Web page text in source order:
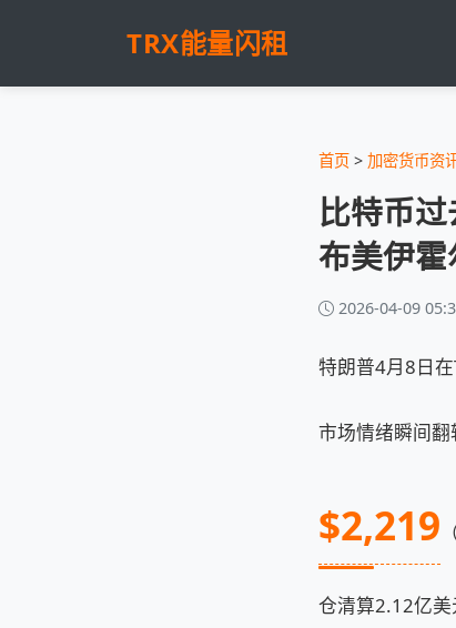
TRX能量闪租
首页 > 加密货币资
比特币
布美伊
2026-04-09
特朗普4月8日
市场情绪瞬间翻
$2,219
仓清算2.12亿